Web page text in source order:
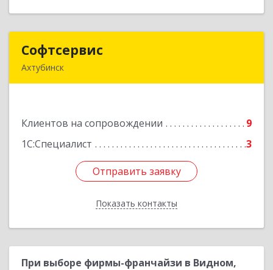
Софтсервис
Ахтубинск
Клиентов на сопровождении
9
1С:Специалист
3
Отправить заявку
Показать контакты
Подробнее
Отправить заявку
Назад
При выборе фирмы-франчайзи в Видном,